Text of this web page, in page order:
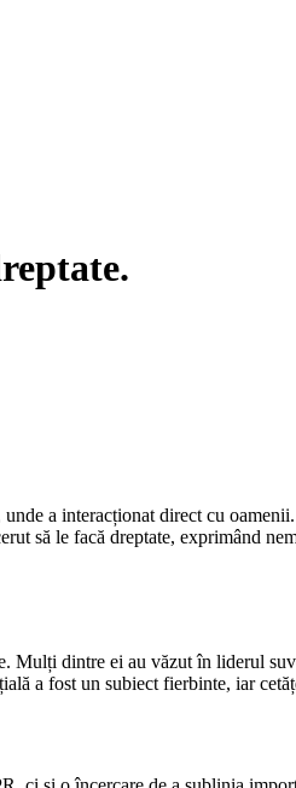
a interacționat direct cu
să le facă dreptate, exprimând
dintre ei au văzut în liderul
a fost un subiect fierbinte, iar